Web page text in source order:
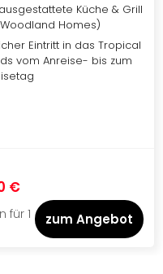
Küche & Grill
Homes)
Eintritt in das Tropical
vom Anreise- bis zum
€
für 1
zum Angebot